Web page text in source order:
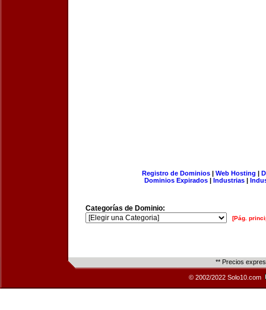
Registro de Dominios| Web Hosting |
Dominios Expirados | Industrias |
Categorías de Dominio:
[Pág.
** Precios
© 2002/2022 Solo10.com